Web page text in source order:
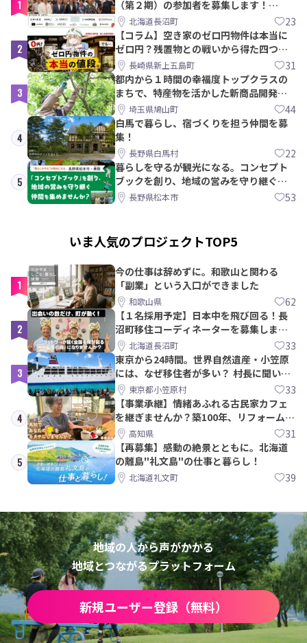
1
（第２期）の参加者を募集します！
【8/21〆】
北海道長沼町 23
2
【コラム】空き家のゼロ円物件は本当に
ゼロ円？残置物との戦いから得た四つの
教訓｜新上五島町
長崎県新上五島町 31
3
都内から１時間の幸福度トップクラスの
まちで、特産物を活かした新商品開発＆
PRメンバー募集！
埼玉県鳩山町 44
4
白馬で暮らし、宿づくりを担う仲間を募
集！
長野県白馬村 22
5
暮らしを守るが観光になる。コンセプト
ブックを創り、地域の営みを守り継ぐ仲
間を集めませんか？
長野県松本市 53
いま人気のプロジェクトTOP5
1
今の仕事は辞めずに。和歌山と関わる
「副業」という入口ができました
和歌山県 62
2
【１名採用予定】日本中を飛び回る！長
沼町移住コーディネーターを募集しま
す！北海道長沼町 33
3
東京から24時間。世界自然遺産・小笠原
には、なぜ移住者が多い？ 村長に聞いて
みた東京都小笠原村 33
4
【事業承継】情緒あふれる古民家カフェ
を継ぎませんか？築100年、リフォームか
ら約10年！
高知県 31
5
【再募集】感動の絶景とともに。北海道
の離島"礼文島"の仕事と暮らし！
北海道礼文町 39
地域の人から声がかかる
地域とつながるプラットフォーム
新規ユーザー登録（無料）